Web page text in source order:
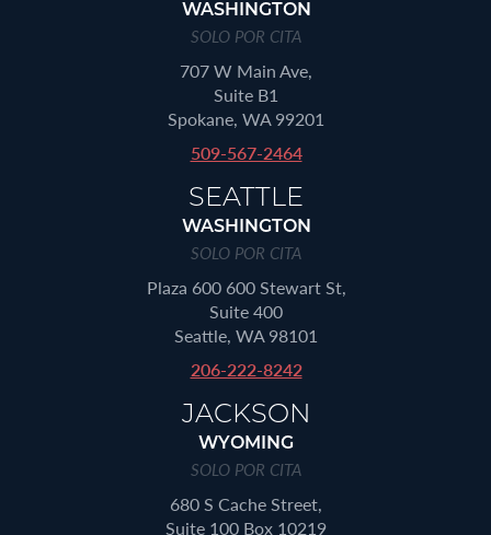
WASHINGTON
SOLO POR CITA
707 W Main Ave,
Suite B1
Spokane, WA 99201
509-567-2464
SEATTLE
WASHINGTON
SOLO POR CITA
Plaza 600 600 Stewart St,
Suite 400
Seattle, WA 98101
206-222-8242
JACKSON
WYOMING
SOLO POR CITA
680 S Cache Street,
Suite 100 Box 10219